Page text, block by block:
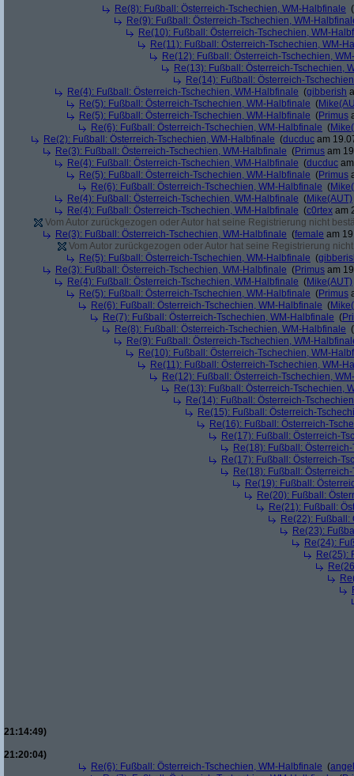
Re(8): Fußball: Österreich-Tschechien, WM-Halbfinale (
Re(9): Fußball: Österreich-Tschechien, WM-
Re(10): Fußball: Österreich-Tschechien, WM-
Re(11): Fußball: Österreich-Tschechien, WM-
Re(12): Fußball: Österreich-Tschechien,
Re(13): Fußball: Österreich-Tschechien,
Re(14): Fußball: Österreich-
Re(4): Fußball: Österreich-Tschechien, WM-Halbfinale (gibberish
Re(5): Fußball: Österreich-Tschechien, WM-Halbfinale (
Re(5): Fußball: Österreich-Tschechien, WM-Halbfinale (Primus
Re(6): Fußball: Österreich-Tschechien, WM-Halbfinale (
Re(2): Fußball: Österreich-Tschechien, WM-Halbfinale (ducduc am
Re(3): Fußball: Österreich-Tschechien, WM-Halbfinale (Primus am
Re(4): Fußball: Österreich-Tschechien, WM-Halbfinale (ducduc
Re(5): Fußball: Österreich-Tschechien, WM-Halbfinale (Primus
Re(6): Fußball: Österreich-Tschechien, WM-Halbfinale (
Re(4): Fußball: Österreich-Tschechien, WM-Halbfinale (Mike(AUT)
Re(4): Fußball: Österreich-Tschechien, WM-Halbfinale (c0rtex am
Vom Autor zurückgezogen oder Autor hat seine Registrierung nicht
Re(3): Fußball: Österreich-Tschechien, WM-Halbfinale (female am
Vom Autor zurückgezogen oder Autor hat seine Registrierung
Re(5): Fußball: Österreich-Tschechien, WM-Halbfinale (
Re(3): Fußball: Österreich-Tschechien, WM-Halbfinale (Primus am
Re(4): Fußball: Österreich-Tschechien, WM-Halbfinale (Mike(AUT)
Re(5): Fußball: Österreich-Tschechien, WM-Halbfinale (Primus
Re(6): Fußball: Österreich-Tschechien, WM-Halbfinale (
Re(7): Fußball: Österreich-Tschechien, WM-Halbfinale (
Re(8): Fußball: Österreich-Tschechien, WM-Halbfinale (
Re(9): Fußball: Österreich-Tschechien, WM-
Re(10): Fußball: Österreich-Tschechien, WM-
Re(11): Fußball: Österreich-Tschechien, WM-
Re(12): Fußball: Österreich-Tschechien,
Re(13): Fußball: Österreich-Tschechien,
Re(14): Fußball: Österreich-
Re(15): Fußball: Österreich-
Re(16): Fußball: Österreich-
Re(17): Fußball: Österreich-
Re(18): Fußball:
Re(17): Fußball: Österreich-
Re(18): Fußball:
Re(19): Fußball:
Re(20): Fußball:
Re(21): Fußball:
Re(22): Fußball:
Re(23):
Re(24):
Re(25):
21:14:49)
21:20:04)
Re(6): Fußball: Österreich-Tschechien, WM-Halbfinale (